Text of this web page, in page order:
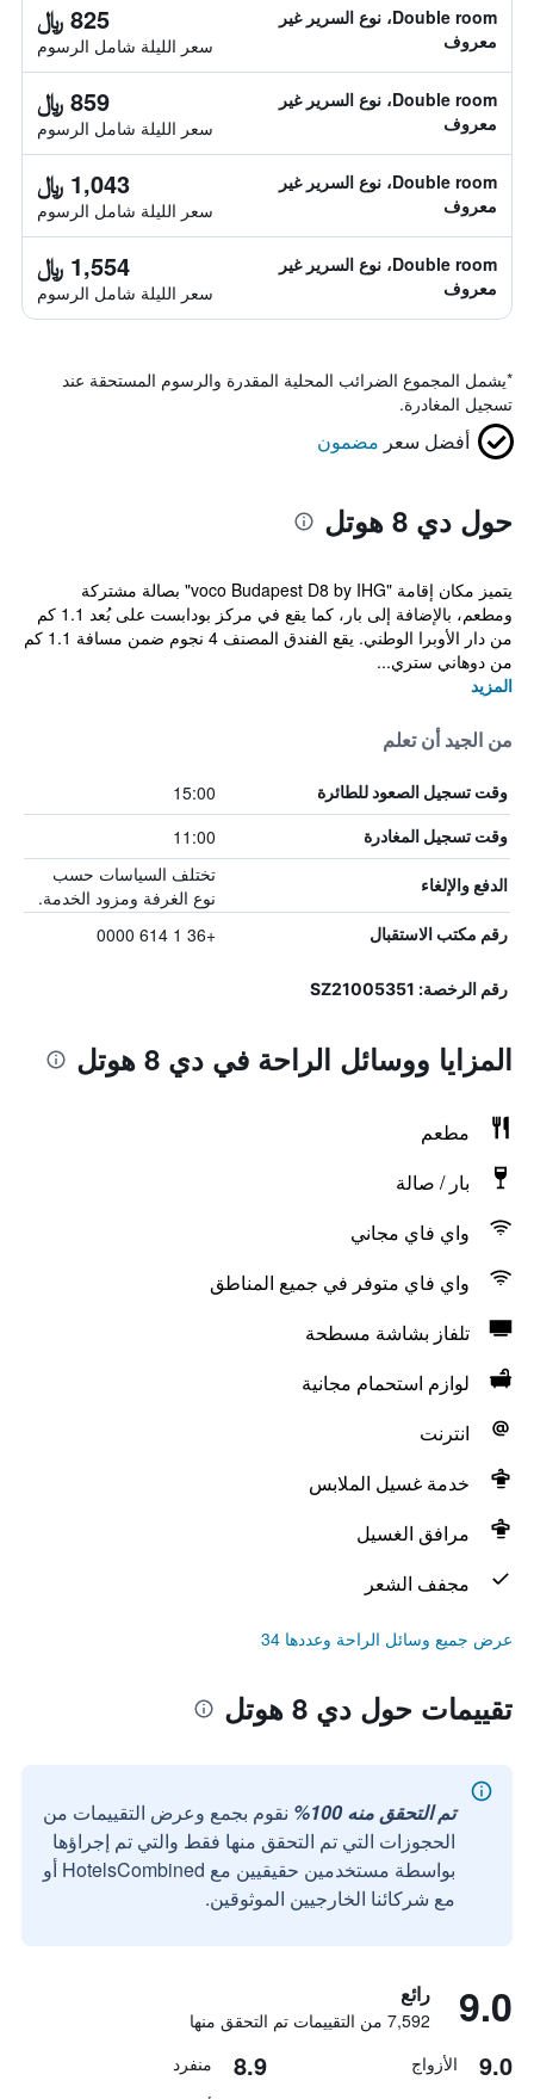
Double room، نوع السرير غير
معروف
825 ﷼
سعر الليلة شامل الرسوم
Double room، نوع السرير غير
معروف
859 ﷼
سعر الليلة شامل الرسوم
Double room، نوع السرير غير
معروف
1,043 ﷼
سعر الليلة شامل الرسوم
Double room، نوع السرير غير
معروف
1,554 ﷼
سعر الليلة شامل الرسوم
*يشمل المجموع الضرائب المحلية المقدرة والرسوم المستحقة عند
تسجيل المغادرة.
أفضل سعر مضمون
حول دي 8 هوتل
يتميز مكان إقامة "voco Budapest D8 by IHG" بصالة مشتركة
ومطعم، بالإضافة إلى بار، كما يقع في مركز بودابست على بُعد 1.1 كم
من دار الأوبرا الوطني. يقع الفندق المصنف 4 نجوم ضمن مسافة 1.1 كم
من دوهاني ستري...
المزيد
من الجيد أن تعلم
وقت تسجيل الصعود للطائرة 15:00
وقت تسجيل المغادرة 11:00
الدفع والإلغاء
تختلف السياسات حسب
نوع الغرفة ومزود الخدمة.
رقم مكتب الاستقبال +36 1 614 0000
رقم الرخصة: SZ21005351
المزايا ووسائل الراحة في دي 8 هوتل
مطعم
بار / صالة
واي فاي مجاني
واي فاي متوفر في جميع المناطق
تلفاز بشاشة مسطحة
لوازم استحمام مجانية
انترنت
خدمة غسيل الملابس
مرافق الغسيل
مجفف الشعر
عرض جميع وسائل الراحة وعددها 34
تقييمات حول دي 8 هوتل
تم التحقق منه 100%
نقوم بجمع وعرض التقييمات من
الحجوزات التي تم التحقق منها فقط والتي تم إجراؤها
بواسطة مستخدمين حقيقيين مع HotelsCombined أو
مع شركائنا الخارجيين الموثوقين.
9.0 رائع
7,592 من التقييمات تم التحقق منها
9.0 الأزواج 8.9 منفرد